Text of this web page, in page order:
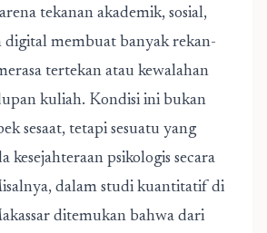
tekanan akademik, sosial,
membuat banyak rekan-
tertekan atau kewalahan
kuliah. Kondisi ini bukan
sesaat, tetapi sesuatu yang
kesejahteraan psikologis secara
dalam studi kuantitatif di
ditemukan bahwa dari